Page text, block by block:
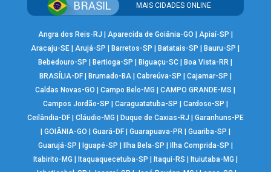
MAIS CIDADES ONLINE
Angra dos Reis-RJ Aparecida de Goiânia-GO Apiaí-SP
Aracaju-SE |Arujá-SP Barretos-SP Batatais-SP Bauru-SP
Bebedouro-SP
Bertioga-SP Biguaçu-SC Boa Vista-RR
BRASÍLIA-DF| Brumado-BA| Cabreúva-SP Cajamar-SP
Caldas Novas-GO
|Campo Belo-MG |CAMPO GRANDE-MS
Campos Jordão-SP
Caraguatatuba-SP Cardoso-SP
Ceilândia-DF| Cláudio-MG Duque de Caxias-RJ
Garanhuns-PE
GOIÂNIA-GO Guará-DF| Guarapuava-PR| Guariba-SP
Guarujá-SP
Iguapé-SP Ilha Bela-SP Ilha Comprida-SP
Itabirito-MG
Itaquaquecetuba-SP Itaqui-RS Ituiutaba-MG